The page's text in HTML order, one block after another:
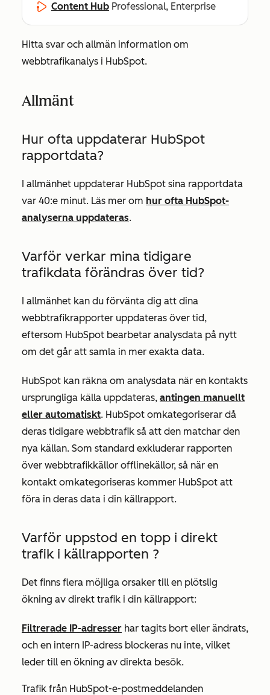
Content Hub Professional, Enterprise
Hitta svar och allmän information om
webbtrafikanalys i HubSpot.
Allmänt
Hur ofta uppdaterar HubSpot
rapportdata?
I allmänhet uppdaterar HubSpot sina rapportdata
var 40:e minut. Läs mer om hur ofta HubSpot-
analyserna uppdateras.
Varför verkar mina tidigare
trafikdata förändras över tid?
I allmänhet kan du förvänta dig att dina
webbtrafikrapporter uppdateras över tid,
eftersom HubSpot bearbetar analysdata på nytt
om det går att samla in mer exakta data.
HubSpot kan räkna om analysdata när en kontakts
ursprungliga källa uppdateras, antingen manuellt
eller automatiskt. HubSpot omkategoriserar då
deras tidigare webbtrafik så att den matchar den
nya källan. Som standard exkluderar rapporten
över webbtrafikkällor offlinekällor, så när en
kontakt omkategoriseras kommer HubSpot att
föra in deras data i din källrapport.
Varför uppstod en topp i direkt
trafik i källrapporten ?
Det finns flera möjliga orsaker till en plötslig
ökning av direkt trafik i din källrapport:
Filtrerade IP-adresser har tagits bort eller ändrats,
och en intern IP-adress blockeras nu inte, vilket
leder till en ökning av direkta besök.
Trafik från HubSpot-e-postmeddelanden